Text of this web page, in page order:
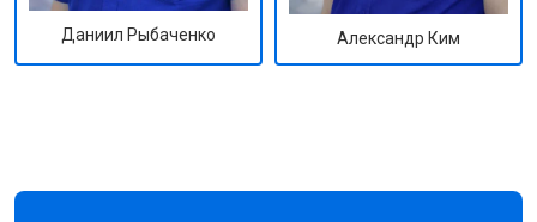
Даниил Рыбаченко Александр Ким